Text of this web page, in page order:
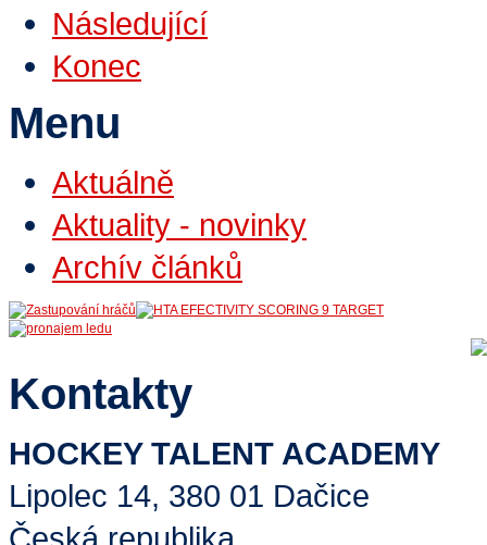
Následující
Konec
Menu
Aktuálně
Aktuality - novinky
Archív článků
Kontakty
HOCKEY TALENT ACADEMY
Lipolec 14, 380 01 Dačice